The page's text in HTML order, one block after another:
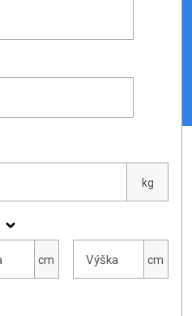
kg
cm Výška cm